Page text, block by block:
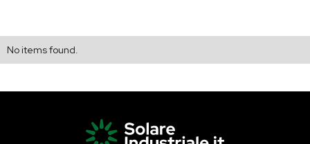
No items found.